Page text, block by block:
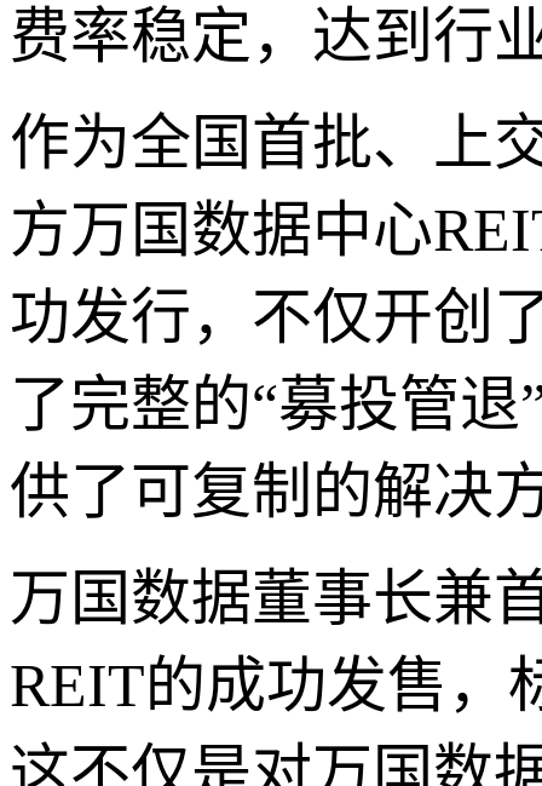
费率稳定，达到行
作为全国首批、上
方万国数据中心
功发行，不仅开创
了完整的“募投管
供了可复制的解决
万国数据董事长兼
REIT的成功发售，